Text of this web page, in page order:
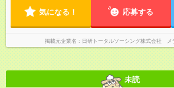
気になる！ 応募する
掲載元企業名 日研トータルソーシング株式会社 メ
未読